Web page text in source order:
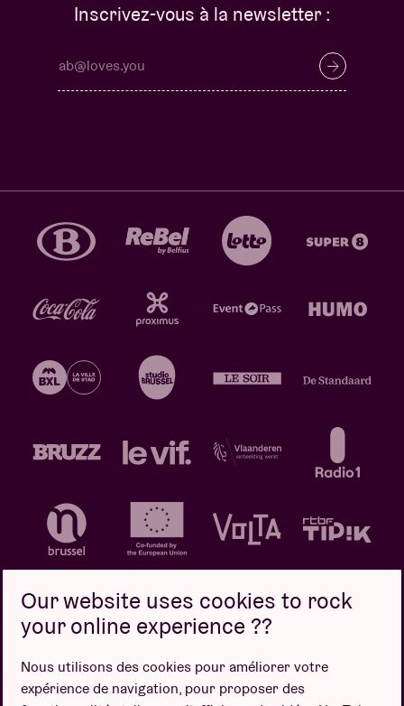
Inscrivez-vous à la newsletter :
Politique de confidentialité
Politique de cookies
Conditions de vente
Our website uses cookies to rock
your online experience ??
Nous utilisons des cookies pour améliorer votre
expérience de navigation, pour proposer des